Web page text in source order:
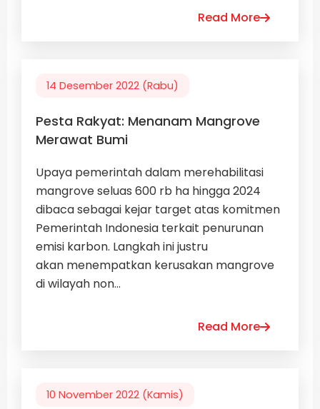
Read More
14 Desember 2022 (Rabu)
Pesta Rakyat: Menanam Mangrove
Merawat Bumi
Upaya pemerintah dalam merehabilitasi
mangrove seluas 600 rb ha hingga 2024
dibaca sebagai kejar target atas komitmen
Pemerintah Indonesia terkait penurunan
emisi karbon. Langkah ini justru
akan menempatkan kerusakan mangrove
di wilayah non...
Read More
10 November 2022 (Kamis)